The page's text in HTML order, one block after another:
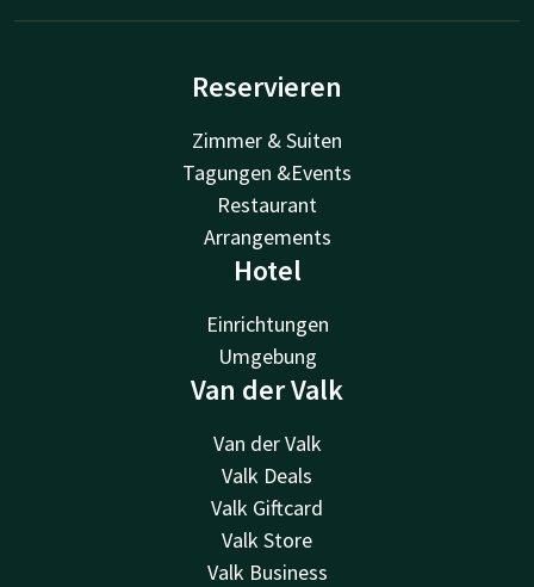
Reservieren
Zimmer & Suiten
Tagungen &Events
Restaurant
Arrangements
Hotel
Einrichtungen
Umgebung
Van der Valk
Van der Valk
Valk Deals
Valk Giftcard
Valk Store
Valk Business